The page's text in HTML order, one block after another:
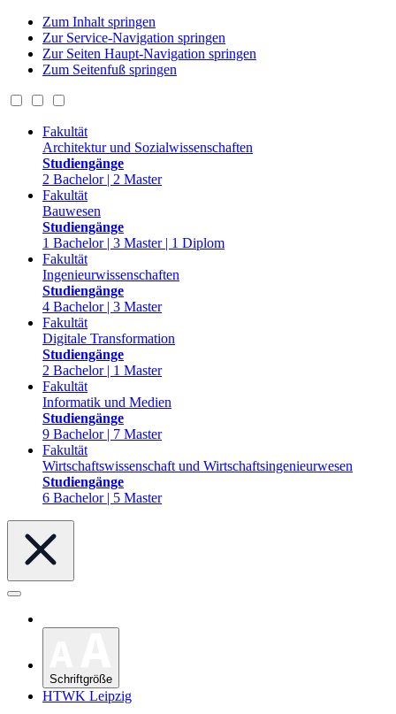
Zum Inhalt springen
Zur Service-Navigation springen
Zur Seiten Haupt-Navigation springen
Zum Seitenfuß springen
Fakultät
Architektur und Sozialwissenschaften
Studiengänge
2 Bachelor | 2 Master
Fakultät
Bauwesen
Studiengänge
1 Bachelor | 3 Master | 1 Diplom
Fakultät
Ingenieurwissenschaften
Studiengänge
4 Bachelor | 3 Master
Fakultät
Digitale Transformation
Studiengänge
2 Bachelor | 1 Master
Fakultät
Informatik und Medien
Studiengänge
9 Bachelor | 7 Master
Fakultät
Wirtschaftswissenschaft und Wirtschaftsingenieurwesen
Studiengänge
6 Bachelor | 5 Master
Schriftgröße
HTWK Leipzig